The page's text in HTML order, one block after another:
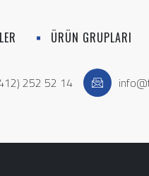
ÜRÜN GRUPLARI
252 52 14